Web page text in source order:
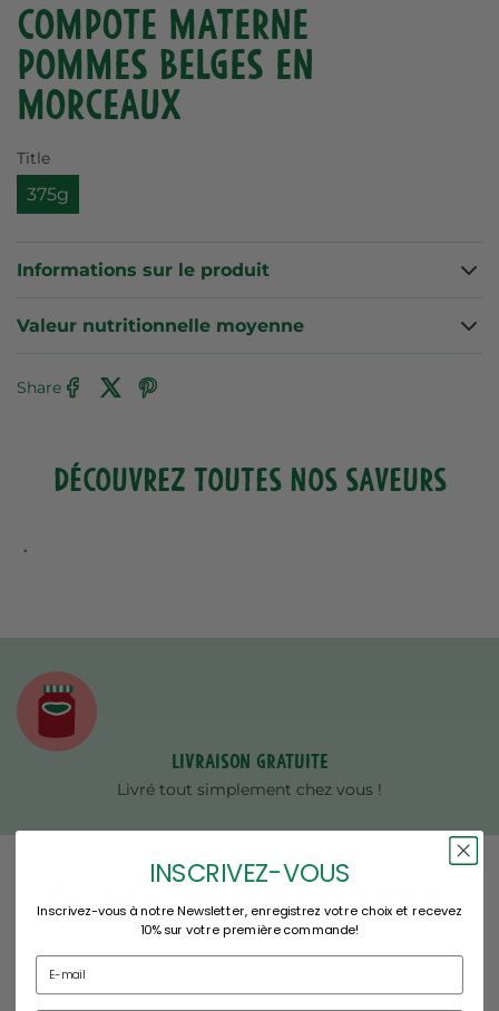
Compote Materne
Pommes belges en
morceaux
Title
375g
Informations sur le produit
Valeur nutritionnelle moyenne
Share
DÉCOUVREZ TOUTES NOS SAVEURS
Livraison gratuite
Livré tout simplement chez vous !
d'autres clients ont également
acheté...
INSCRIVEZ-VOUS
Inscrivez-vous à notre Newsletter, enregistrez votre choix et recevez
10% sur votre première commande!